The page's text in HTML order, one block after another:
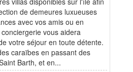
de demeures luxueuses
avec vos amis ou en
vous aidera
votre séjour en toute détente.
caraïbes en passant des
Barth, et en...